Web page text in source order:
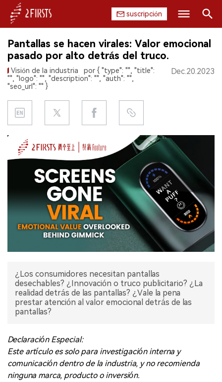
suscripción
INICIO
EMPRESA
CHINA
DATOS
EXPOSICIÓN
ENTREVISTA
Buscar
Pantallas se hacen virales: Valor emocional
pasado por alto detrás del truco.
Visión de la industria
por { "type": "", "title":
"", "logo": "", "description": "", "auth": "",
"seo_url": "" }
Dec.20.2023
¿Los consumidores necesitan pantallas
desechables? ¿Innovación o truco publicitario? ¿La
realidad detrás de las pantallas? ¿Vale la pena
prestar atención al valor emocional detrás de las
pantallas?
Declaración Especial:
Este artículo es solo para investigación interna y
comunicación dentro de la industria, y no recomienda
ninguna marca, producto o inversión.